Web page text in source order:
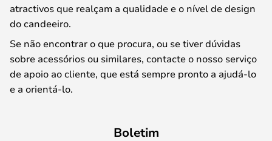
atractivos que realçam a qualidade e o nível de design
do candeeiro.
Se não encontrar o que procura, ou se tiver dúvidas
sobre acessórios ou similares, contacte o nosso serviço
de apoio ao cliente, que está sempre pronto a ajudá-lo
e a orientá-lo.
Boletim